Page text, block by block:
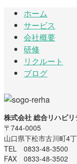
ホーム
サービス
会社概要
研修
リクルート
ブログ
株式会社 総合リハビ
〒744-0005
山口県下松市古川町4
TEL 0833-48-3500
FAX 0833-48-3502